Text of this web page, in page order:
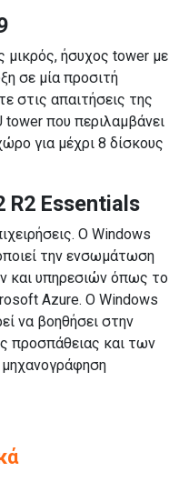
μικρός, ήσυχος tower με
σε μία προσιτή
στις απαιτήσεις της
tower που περιλαμβάνει
για μέχρι 8 δίσκους
R2 Essentials
Ο Windows
την ενσωμάτωση
και υπηρεσιών όπως το
Azure. Ο Windows
να βοηθήσει στην
προσπάθειας και των